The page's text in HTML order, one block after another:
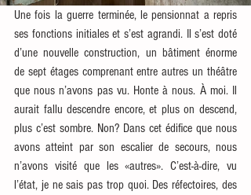
Une fois la guerre terminée, le pensionnat a repris
ses fonctions initiales et s’est agrandi. Il s’est doté
d’une nouvelle construction, un bâtiment énorme
de sept étages comprenant entre autres un théâtre
que nous n’avons pas vu. Honte à nous. À moi. Il
aurait fallu descendre encore, et plus on descend,
plus c’est sombre. Non? Dans cet édifice que nous
avons atteint par son escalier de secours, nous
n’avons visité que les «autres». C’est-à-dire, vu
l’état, je ne sais pas trop quoi. Des réfectoires, des